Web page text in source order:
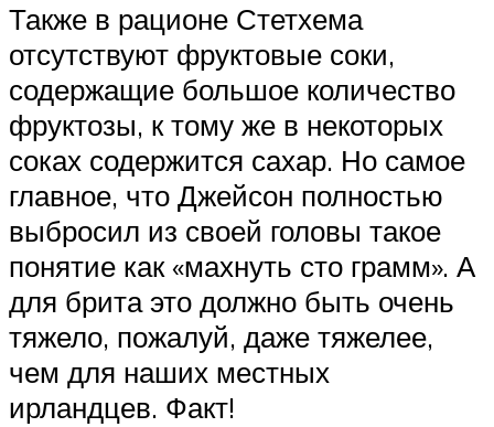
Также в рационе Стетхема
отсутствуют фруктовые соки,
содержащие большое количество
фруктозы, к тому же в некоторых
соках содержится сахар. Но самое
главное, что Джейсон полностью
выбросил из своей головы такое
понятие как «махнуть сто грамм». А
для брита это должно быть очень
тяжело, пожалуй, даже тяжелее,
чем для наших местных
ирландцев. Факт!